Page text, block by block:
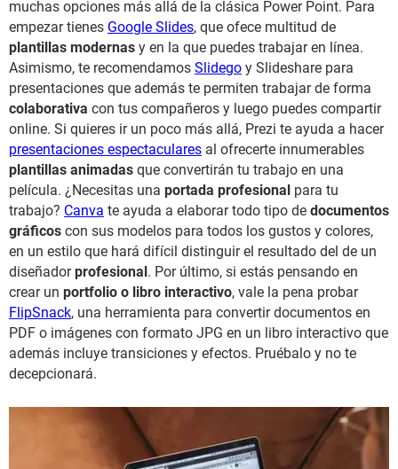
muchas opciones más allá de la clásica Power Point. Para
empezar tienes Google Slides, que ofece multitud de
plantillas modernas y en la que puedes trabajar en línea.
Asimismo, te recomendamos Slidego y Slideshare para
presentaciones que además te permiten trabajar de forma
colaborativa con tus compañeros y luego puedes compartir
online. Si quieres ir un poco más allá, Prezi te ayuda a hacer
presentaciones espectaculares al ofrecerte innumerables
plantillas animadas que convertirán tu trabajo en una
película. ¿Necesitas una portada profesional para tu
trabajo? Canva te ayuda a elaborar todo tipo de documentos
gráficos con sus modelos para todos los gustos y colores,
en un estilo que hará difícil distinguir el resultado del de un
diseñadorprofesional. Por último, si estás pensando en
crear un portfolio o libro interactivo, vale la pena probar
FlipSnack, una herramienta para convertir documentos en
PDF o imágenes con formato JPG en un libro interactivo que
además incluye transiciones y efectos. Pruébalo y no te
decepcionará.